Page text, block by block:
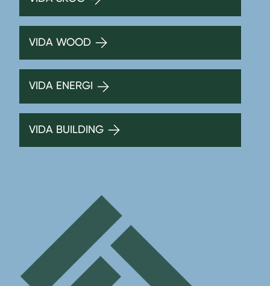
VIDA WOOD
VIDA ENERGI
VIDA BUILDING